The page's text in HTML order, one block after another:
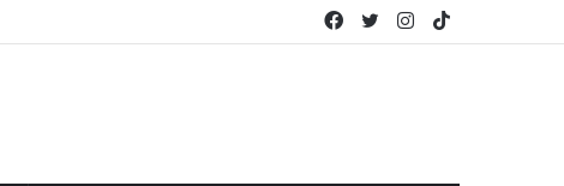
Instagram
Twitter
Facebook